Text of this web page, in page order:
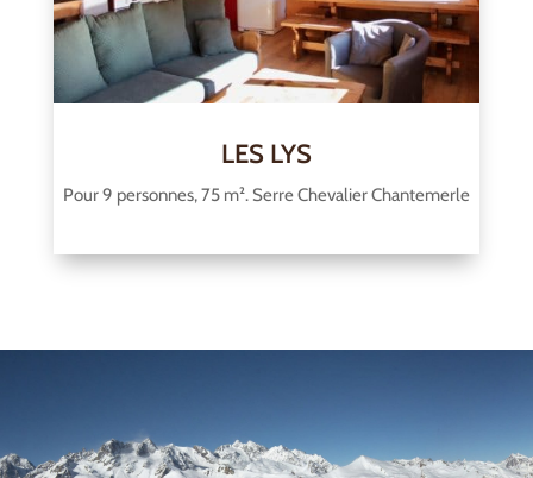
LES LYS
Pour 9 personnes, 75 m². Serre Chevalier Chantemerle